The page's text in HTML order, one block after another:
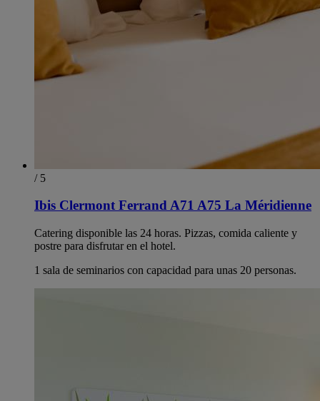
/ 5
Ibis Clermont Ferrand A71 A75 La Méridienne
Catering disponible las 24 horas. Pizzas, comida caliente y
postre para disfrutar en el hotel.
1 sala de seminarios con capacidad para unas 20 personas.